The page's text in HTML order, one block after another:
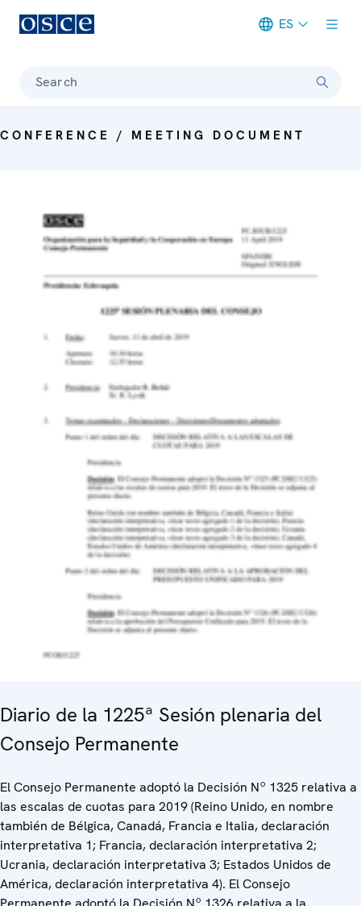
ES
Search
CONFERENCE / MEETING DOCUMENT
Diario de la 1225ª Sesión plenaria del
Consejo Permanente
El Consejo Permanente adoptó la Decisión Nº 1325 relativa a
las escalas de cuotas para 2019 (Reino Unido, en nombre
también de Bélgica, Canadá, Francia e Italia, declaración
interpretativa 1; Francia, declaración interpretativa 2;
Ucrania, declaración interpretativa 3; Estados Unidos de
América, declaración interpretativa 4). El Consejo